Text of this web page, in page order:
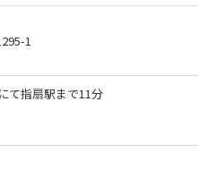
1
て指扇駅まで11分